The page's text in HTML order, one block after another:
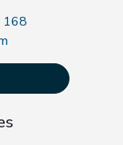
168